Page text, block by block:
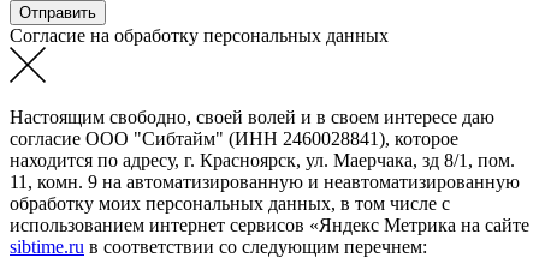
Согласие на обработку персональных данных
Настоящим свободно, своей волей и в своем интересе даю
согласие ООО "Сибтайм" (ИНН 2460028841), которое
находится по адресу, г. Красноярск, ул. Маерчака, зд 8/1, пом.
11, комн. 9 на автоматизированную и неавтоматизированную
обработку моих персональных данных, в том числе с
использованием интернет сервисов «Яндекс Метрика на сайте
sibtime.ru в соответствии со следующим перечнем: